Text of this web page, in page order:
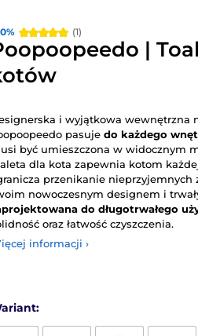
(1)
|
i wyjątkowa wewnętrzna
pasuje do każdego
być umieszczona w widocznym
dla kota zapewnia kotom
przenikanie
nowoczesnym designem i
do długotrwałego
oraz łatwość czyszczenia.
informacji ›